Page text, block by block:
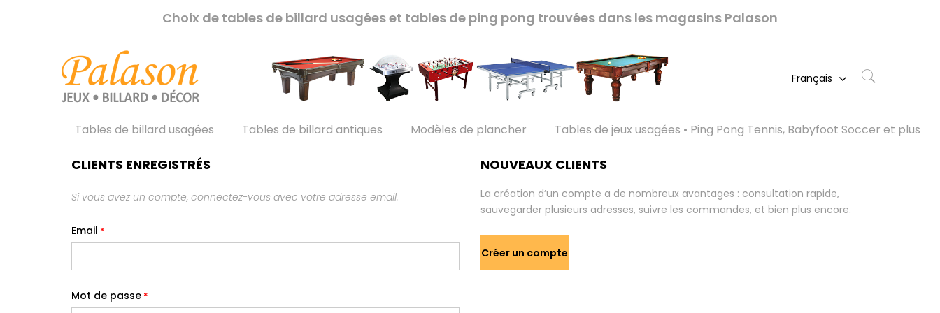
Choix de tables de billard usagées et tables de ping pong trouvées dans les magasins Palason
Français
Tables de billard usagées Tables de billard antiques Modèles de plancher Tables de jeux usagées • Ping Pong Tennis, Babyfoot Soccer et plus
CLIENTS ENREGISTRÉS
Si vous avez un compte, connectez-vous avec votre adresse email.
Email
Mot de passe
NOUVEAUX CLIENTS
La création d’un compte a de nombreux avantages : consultation rapide,
sauvegarder plusieurs adresses, suivre les commandes, et bien plus encore.
Créer un compte